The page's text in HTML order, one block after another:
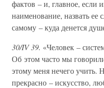
фактов – и, главное, если
наименование, назвать ее
самому – куда денется
30/IV 39. «Человек –
Об этом часто мы
этому меня нечего учить.
прекрасно – искусство,